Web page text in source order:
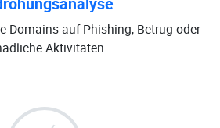
Domains auf Phishing, Betrug oder
Aktivitäten.